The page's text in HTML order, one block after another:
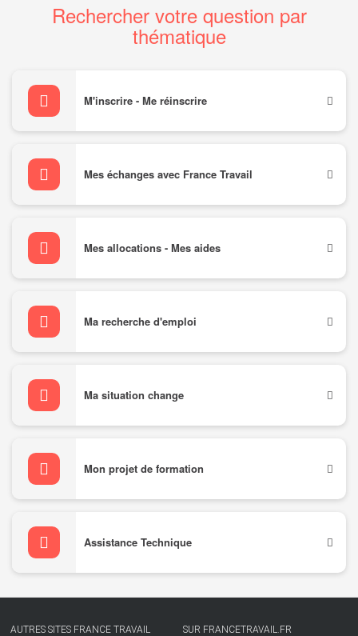
Rechercher votre question par
thématique
M'inscrire - Me réinscrire
Mes échanges avec France Travail
Mes allocations - Mes aides
Ma recherche d'emploi
Ma situation change
Mon projet de formation
Assistance Technique
AUTRES SITES FRANCE TRAVAIL SUR FRANCETRAVAIL.FR